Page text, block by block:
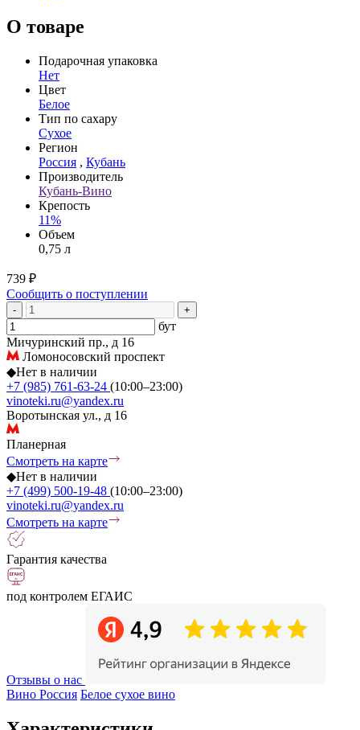
О товаре
Подарочная упаковка
Нет
Цвет
Белое
Тип по сахару
Сухое
Регион
Россия , Кубань
Производитель
Кубань-Вино
Крепость
11%
Объем
0,75 л
739 ₽
Сообщить о поступлении
- +
бут
Мичуринский пр., д 16
Ломоносовский проспект
◆Нет в наличии
+7 (985) 761-63-24 (10:00–23:00)
vinoteki.ru@yandex.ru
Воротынская ул., д 16
Планерная
Смотреть на карте
◆Нет в наличии
+7 (499) 500-19-48 (10:00–23:00)
vinoteki.ru@yandex.ru
Смотреть на карте
Гарантия качества
под контролем ЕГАИС
Отзывы о нас
Вино Россия Белое сухое вино